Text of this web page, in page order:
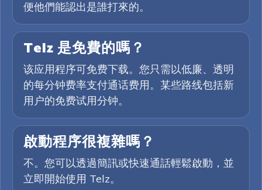
便他們能認出是誰打來的。
Telz 是免費的嗎？
该应用程序可免费下载。您只需以低廉、透明
的每分钟费率支付通话费用。某些路线包括新
用户的免费试用分钟。
啟動程序很複雜嗎？
不。您可以透過簡訊或快速通話輕鬆啟動，並
立即開始使用 Telz。